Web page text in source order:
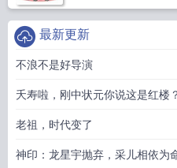
最新更新
不浪不是好导演
夭寿啦，刚中状元你说这是红楼
老祖，时代变了
神印：龙星宇抛弃，采儿相依为